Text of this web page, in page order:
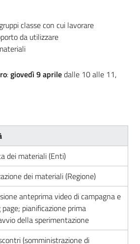
classe con cui lavorare
da utilizzare
:giovedì 9 apriledalle 10 alle 11,
dei materiali (Enti)
dei materiali (Regione)
anteprima video di campagna e
pianificazione prima
della sperimentazione
(somministrazione di